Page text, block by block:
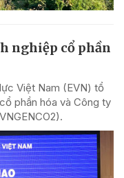
nghiệp cổ phần
Việt Nam (EVN) tổ
phần hóa và Công ty